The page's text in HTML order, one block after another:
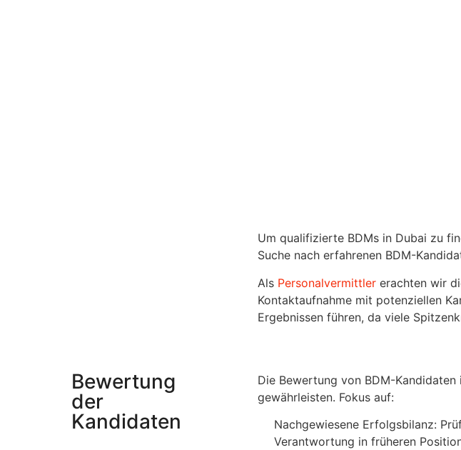
Um qualifizierte BDMs in Dubai zu
Suche nach erfahrenen BDM-
Als Personalvermittler erachten wir
Kontaktaufnahme mit potenziellen
Ergebnissen führen, da viele
Bewertung
der
Kandidaten
Die Bewertung von BDM-
gewährleisten. Fokus auf:
Nachgewiesene Erfolgsbilanz:
Verantwortung in früheren